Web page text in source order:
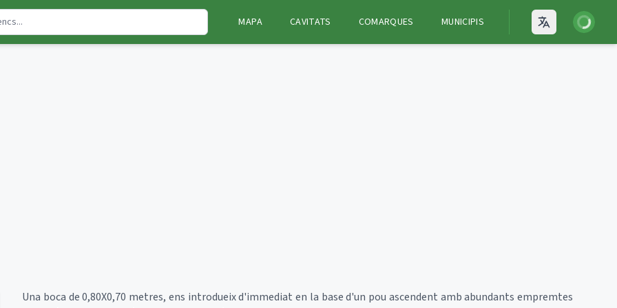
MAPA CAVITATS COMARQUES MUNICIPIS Open
Iniciar
Una boca de 0,80X0,70 metres, ens introdueix d'immediat en la base d'un pou ascendent amb abundants empremtes